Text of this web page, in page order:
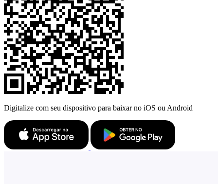
Digitalize com seu dispositivo para baixar no iOS ou Android